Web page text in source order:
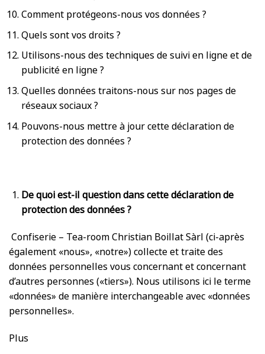
Comment protégeons-nous vos données ?
Quels sont vos droits ?
Utilisons-nous des techniques de suivi en ligne et de
publicité en ligne ?
Quelles données traitons-nous sur nos pages de
réseaux sociaux ?
Pouvons-nous mettre à jour cette déclaration de
protection des données ?
De quoi est-il question dans cette déclaration de
protection des données ?
Confiserie – Tea-room Christian Boillat Sàrl (ci-après
également «nous», «notre») collecte et traite des
données personnelles vous concernant et concernant
d’autres personnes («tiers»). Nous utilisons ici le terme
«données» de manière interchangeable avec «données
personnelles».
Plus